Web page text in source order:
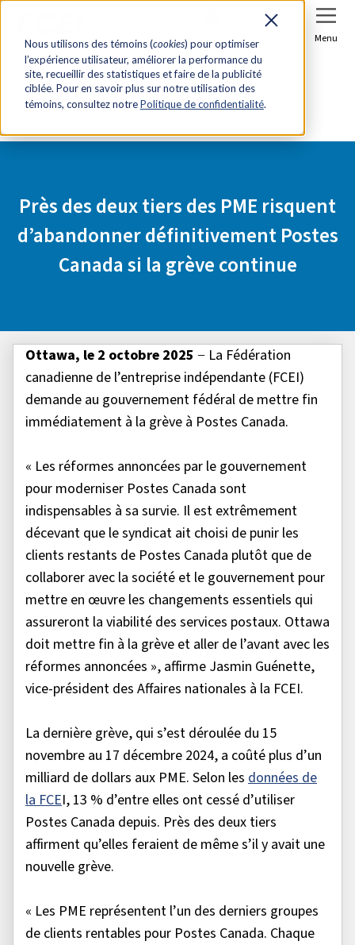
Nous utilisons des témoins (cookies) pour optimiser
l’expérience utilisateur, améliorer la performance du
site, recueillir des statistiques et faire de la publicité
ciblée. Pour en savoir plus sur notre utilisation des
témoins, consultez notrePolitique de confidentialité.
Se connecter Menu
Accueil
Salle de presse
Près des deux tiers des PME risquent d’abandonner
Près des deux tiers des PME risquent
d’abandonner définitivement Postes
Canada si la grève continue
Ottawa, le 2 octobre 2025 − La Fédération
canadienne de l’entreprise indépendante (FCEI)
demande au gouvernement fédéral de mettre fin
immédiatement à la grève à Postes Canada.
« Les réformes annoncées par le gouvernement
pour moderniser Postes Canada sont
indispensables à sa survie. Il est extrêmement
décevant que le syndicat ait choisi de punir les
clients restants de Postes Canada plutôt que de
collaborer avec la société et le gouvernement pour
mettre en œuvre les changements essentiels qui
assureront la viabilité des services postaux. Ottawa
doit mettre fin à la grève et aller de l’avant avec les
réformes annoncées », affirme Jasmin Guénette,
vice-président des Affaires nationales à la FCEI.
La dernière grève, qui s’est déroulée du 15
novembre au 17 décembre 2024, a coûté plus d’un
milliard de dollars aux PME. Selon les données de
la FCEI, 13 % d’entre elles ont cessé d’utiliser
Postes Canada depuis. Près des deux tiers
affirment qu’elles feraient de même s’il y avait une
nouvelle grève.
« Les PME représentent l’un des derniers groupes
de clients rentables pour Postes Canada. Chaque